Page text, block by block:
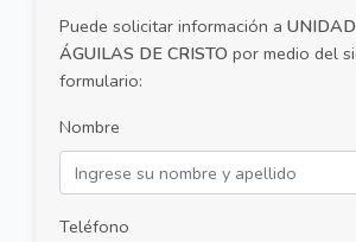
Puede solicitar información a
ÁGUILAS DE CRISTO por medio del
formulario:
Nombre
Teléfono